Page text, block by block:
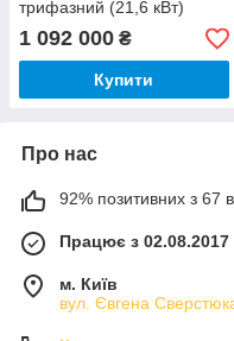
трифазний (21,6 кВт)
1 092 000 ₴
Купити
Про нас
92% позитивних з 67
Працює з 02.08.2017
м. Київ
вул. Євгена